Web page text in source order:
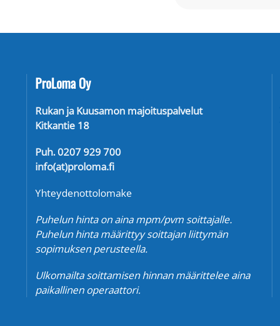
ProLoma Oy
Rukan ja Kuusamon majoituspalvelut
Kitkantie 18
Puh. 0207 929 700
info(at)proloma.fi
Yhteydenottolomake
Puhelun hinta on aina mpm/pvm soittajalle.
Puhelun hinta määrittyy soittajan liittymän
sopimuksen perusteella.
Ulkomailta soittamisen hinnan määrittelee aina
paikallinen operaattori.